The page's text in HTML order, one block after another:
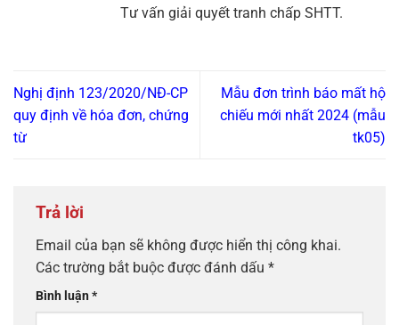
Tư vấn giải quyết tranh chấp SHTT.
Nghị định 123/2020/NĐ-CP
quy định về hóa đơn, chứng
từ
Mẫu đơn trình báo mất hộ
chiếu mới nhất 2024 (mẫu
tk05)
Trả lời
Email của bạn sẽ không được hiển thị công khai.
Các trường bắt buộc được đánh dấu *
Bình luận*